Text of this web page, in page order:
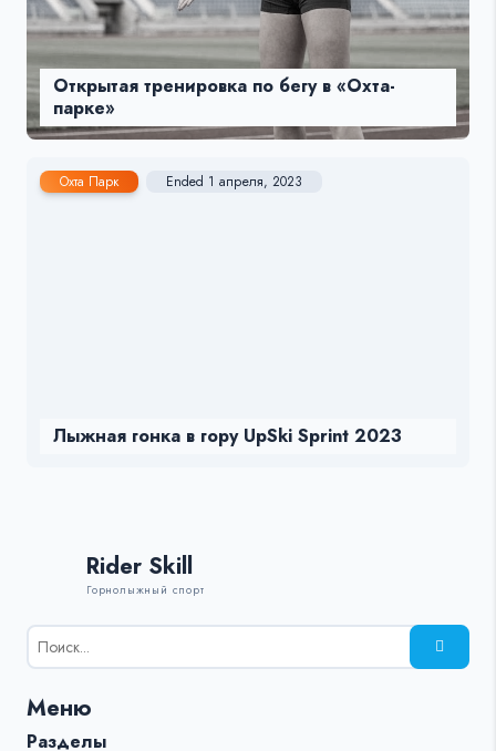
Открытая тренировка по бегу в «Охта-
парке»
Охта Парк Ended 1 апреля, 2023
Лыжная гонка в гору UpSki Sprint 2023
Rider Skill
Горнолыжный спорт
Результаты
поиска
%s:
Меню
Разделы